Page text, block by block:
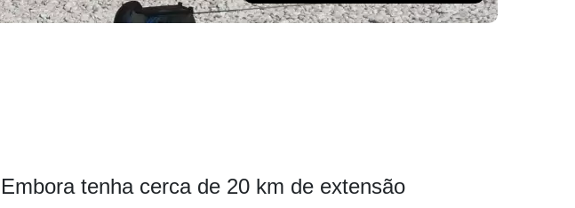
tenha cerca de 20 km de extensão